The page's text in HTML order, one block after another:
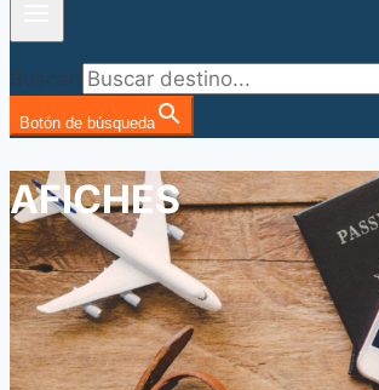
Buscar:
Botón de búsqueda
AFICHES